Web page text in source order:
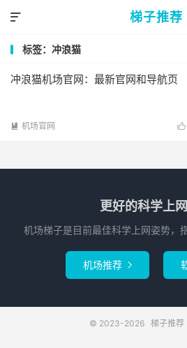
梯子推荐

标签：冲浪猫
冲浪猫机场官网：最新官网和导航页

 机场官网
更好的科学上
机场梯子是目前最佳科学上网姿势，
机场推荐 
© 2023-2026 梯子推荐